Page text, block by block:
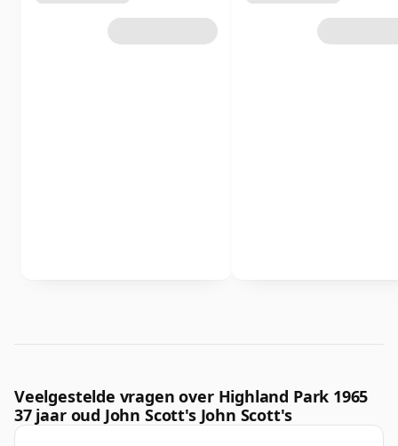
Veelgestelde vragen over Highland Park 1965
37 jaar oud John Scott's John Scott's